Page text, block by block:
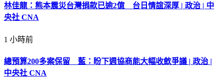
林佳龍：熊本震災台灣捐款已逾2億 台日情誼深厚 | 政治 | 中
央社 CNA
1 小時前
總預算200多案保留 藍：盼下週協商能大幅收斂爭議 | 政治 |
中央社 CNA